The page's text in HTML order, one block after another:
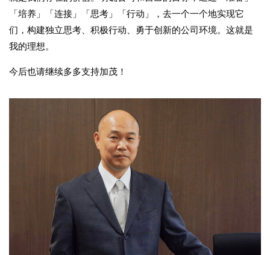
「培养」「连接」「思考」「行动」，去一个一个地实现它
们，构建独立思考、积极行动、勇于创新的公司环境。这就是
我的理想。
今后也请继续多多支持加茂！